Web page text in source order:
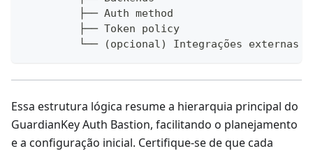
         ├── Auth method
         ├── Token policy
         └── (opcional) Integrações externas
Essa estrutura lógica resume a hierarquia principal do
GuardianKey Auth Bastion, facilitando o planejamento
e a configuração inicial. Certifique-se de que cada